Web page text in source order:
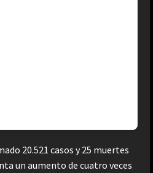
20.521 casos y 25 muertes
un aumento de cuatro veces